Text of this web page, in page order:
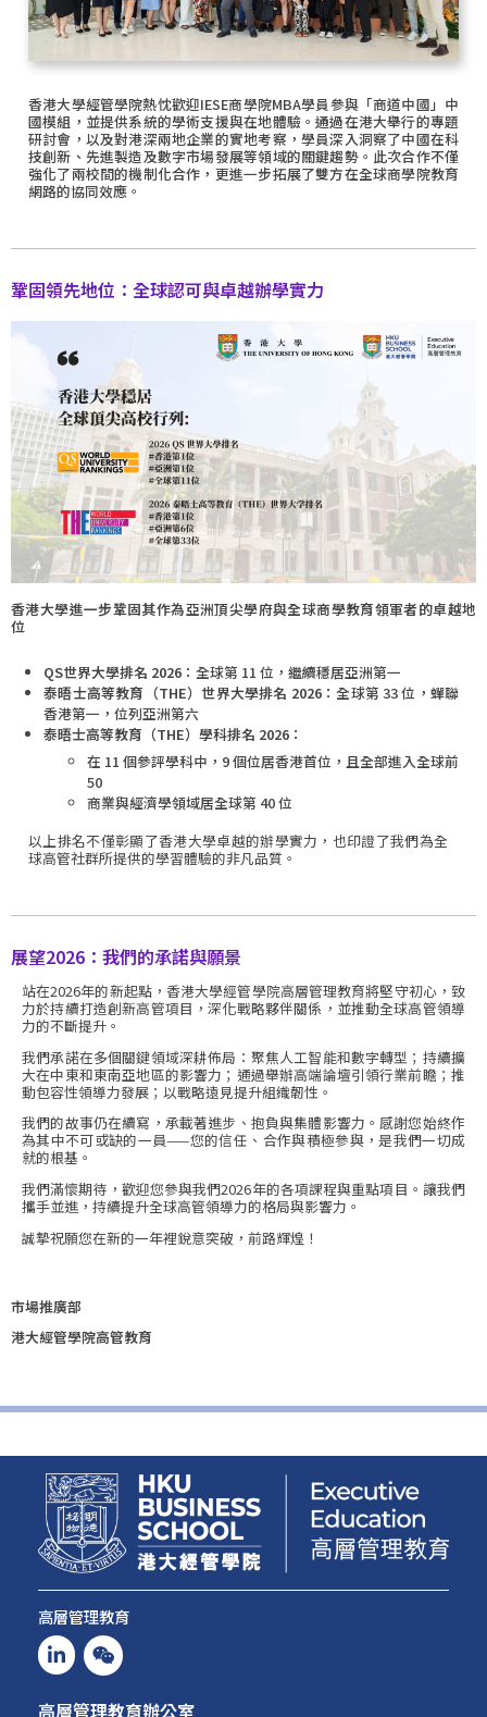
香港大學經管學院熱忱歡迎IESE商學院MBA學員參與「商道中國」中
國模組，並提供系統的學術支援與在地體驗。通過在港大舉行的專題
研討會，以及對港深兩地企業的實地考察，學員深入洞察了中國在科
技創新、先進製造及數字市場發展等領域的關鍵趨勢。此次合作不僅
強化了兩校間的機制化合作，更進一步拓展了雙方在全球商學院教育
網路的協同效應。
鞏固領先地位：全球認可與卓越辦學實力
香港大學進一步鞏固其作為亞洲頂尖學府與全球商學教育領軍者的卓越地
位
QS世界大學排名 2026 ：全球第 11 位，繼續穩居亞洲第一
泰晤士高等教育（THE）世界大學排名 2026：全球第 33 位，蟬聯
香港第一，位列亞洲第六
泰晤士高等教育（THE）學科排名 2026 ：
在 11 個參評學科中，9 個位居香港首位，且全部進入全球前
50
商業與經濟學領域居全球第 40 位
以上排名不僅彰顯了香港大學卓越的辦學實力，也印證了我們為全
球高管社群所提供的學習體驗的非凡品質。
展望2026：我們的承諾與願景
站在2026年的新起點，香港大學經管學院高層管理教育將堅守初心，致
力於持續打造創新高管項目，深化戰略夥伴關係，並推動全球高管領導
力的不斷提升。
我們承諾在多個關鍵領域深耕佈局：聚焦人工智能和數字轉型；持續擴
大在中東和東南亞地區的影響力；通過舉辦高端論壇引領行業前瞻；推
動包容性領導力發展；以戰略遠見提升組織韌性。
我們的故事仍在續寫，承載著進步、抱負與集體影響力。感謝您始終作
為其中不可或缺的一員——您的信任、合作與積極參與，是我們一切成
就的根基。
我們滿懷期待，歡迎您參與我們2026年的各項課程與重點項目。讓我們
攜手並進，持續提升全球高管領導力的格局與影響力。
誠摯祝願您在新的一年裡銳意突破，前路輝煌！
市場推廣部
港大經管學院高管教育
高層管理教育
高層管理教育辦公室